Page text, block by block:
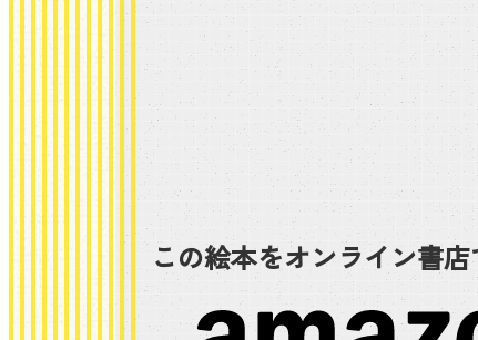
この絵本をオンライン書